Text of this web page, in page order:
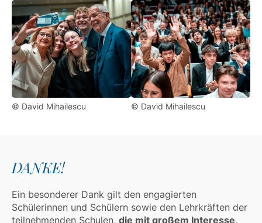
© David Mihailescu © David Mihailescu
DANKE!
Ein besonderer Dank gilt den engagierten
Schülerinnen und Schülern sowie den Lehrkräften der
teilnehmenden Schulen, die mit großem Interesse,